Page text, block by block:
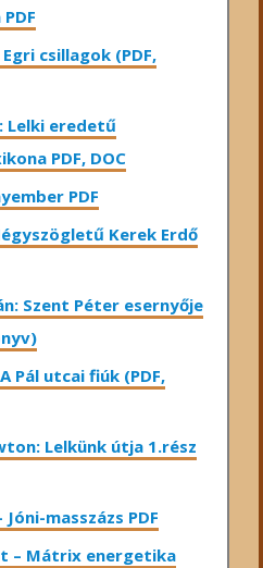
csillagok (PDF,
Lelki eredetű
PDF, DOC
PDF
Kerek Erdő
Szent Péter esernyője
Pál utcai fiúk (PDF,
Lelkünk útja 1.rész
masszázs PDF
– Mátrix energetika